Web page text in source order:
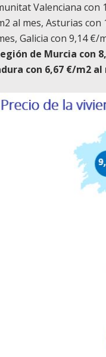
Valenciana con
al mes, Asturias con
Galicia con 9,14 €/
de Murcia con
con 6,67 €/m2 al